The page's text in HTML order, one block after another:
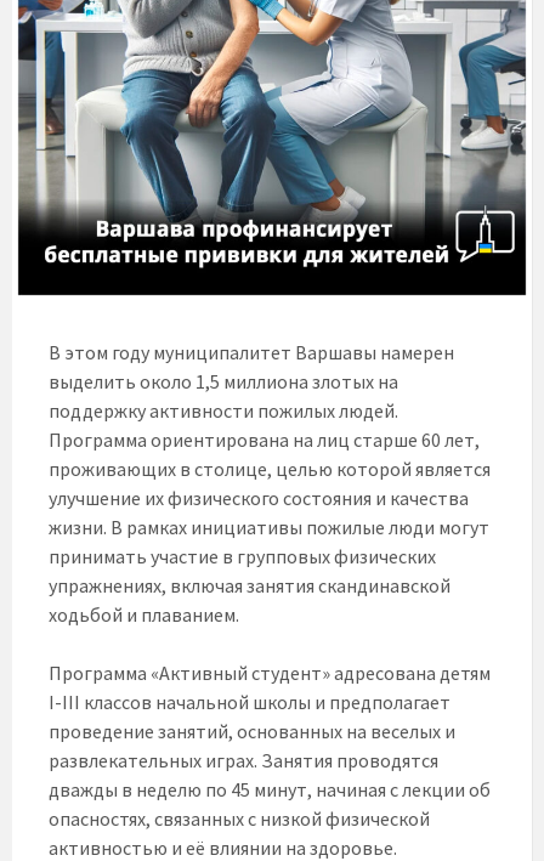
В этом году муниципалитет Варшавы намерен
выделить около 1,5 миллиона злотых на
поддержку активности пожилых людей.
Программа ориентирована на лиц старше 60 лет,
проживающих в столице, целью которой является
улучшение их физического состояния и качества
жизни. В рамках инициативы пожилые люди могут
принимать участие в групповых физических
упражнениях, включая занятия скандинавской
ходьбой и плаванием.
Программа «Активный студент» адресована детям
I-III классов начальной школы и предполагает
проведение занятий, основанных на веселых и
развлекательных играх. Занятия проводятся
дважды в неделю по 45 минут, начиная с лекции об
опасностях, связанных с низкой физической
активностью и её влиянии на здоровье.